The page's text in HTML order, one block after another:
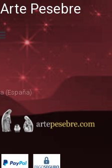
Pesebre
(España)